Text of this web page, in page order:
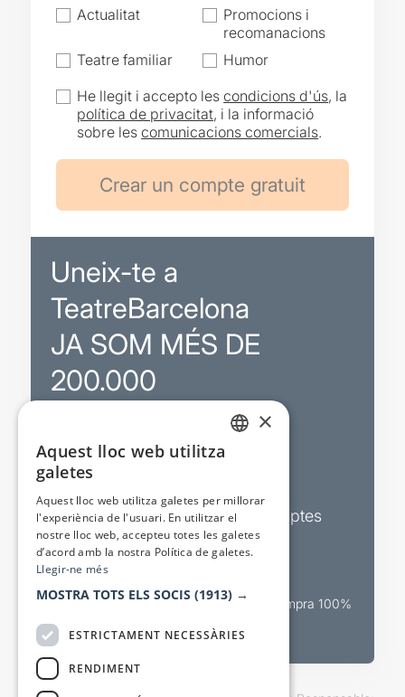
Actualitat
Promocions i
recomanacions
Teatre familiar
Humor
He llegit i accepto lescondicions d'ús, la
política de privacitat, i la informació
sobre lescomunicacions comercials.
Uneix-te a
TeatreBarcelona
JA SOM MÉS DE
200.000
Sortejos exclusius
Butlletins d’actualitat i descomptes
Valora espectacles
Canal oficial de venda teatral Compra 100%
×
Aquest lloc web utilitza
galetes
Aquest lloc web utilitza galetes per millorar
l'experiència de l'usuari. En utilitzar el
nostre lloc web, accepteu totes les galetes
d’acord amb la nostra Política de galetes.
Llegir-ne més
MOSTRA TOTS ELS SOCIS (1913) →
ESTRICTAMENT NECESSÀRIES
RENDIMENT